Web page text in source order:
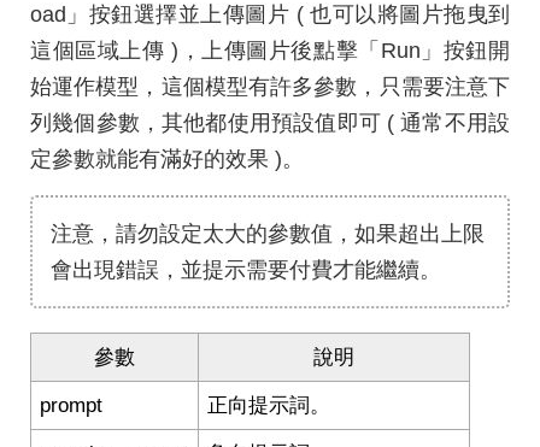
oad」按鈕選擇並上傳圖片 ( 也可以將圖片拖曳到
這個區域上傳 )，上傳圖片後點擊「Run」按鈕開
始運作模型，這個模型有許多參數，只需要注意下
列幾個參數，其他都使用預設值即可 ( 通常不用設
定參數就能有滿好的效果 )。
注意，請勿設定太大的參數值，如果超出上限
會出現錯誤，並提示需要付費才能繼續。
參數 說明
prompt 正向提示詞。